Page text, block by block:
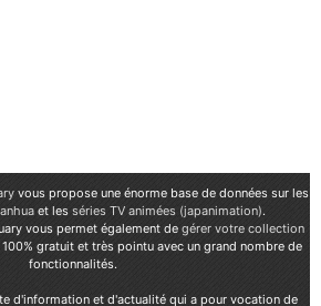
vous propose une énorme base de données sur les
et les séries TV animées (japanimation).
vous permet également de gérer votre collection
gratuit et très pointu avec un grand nombre de
fonctionnalités.
d'information et d'actualité qui a pour vocation de